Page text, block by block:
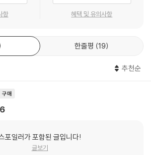
항 혜택 및 유의사항
한줄평 19
추천순
구매
포일러가 포함된 글입니다!
글보기